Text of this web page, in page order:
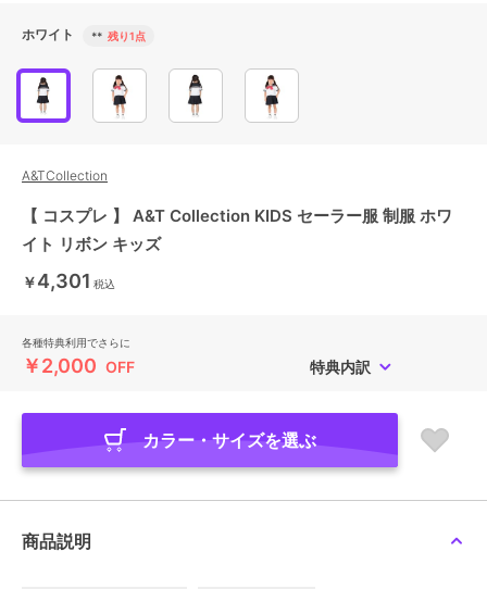
ホワイト ** 残り1点
A&TCollection
【 コスプレ 】 A&T Collection KIDS セーラー服 制服 ホワ
イト リボン キッズ
￥4,301 税込
各種特典利用でさらに
￥2,000 OFF 特典内訳
カラー・サイズを選ぶ
商品説明